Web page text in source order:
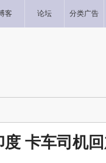
客 论坛 分类广告
卡车司机